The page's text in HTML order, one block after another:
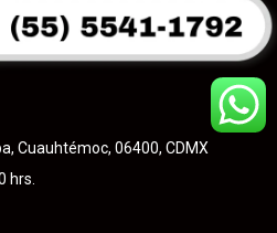
Cuauhtémoc, 06400, CDMX
hrs.